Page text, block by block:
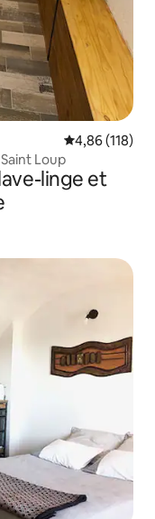
Évaluation
4,86 (118)
Loup
linge et